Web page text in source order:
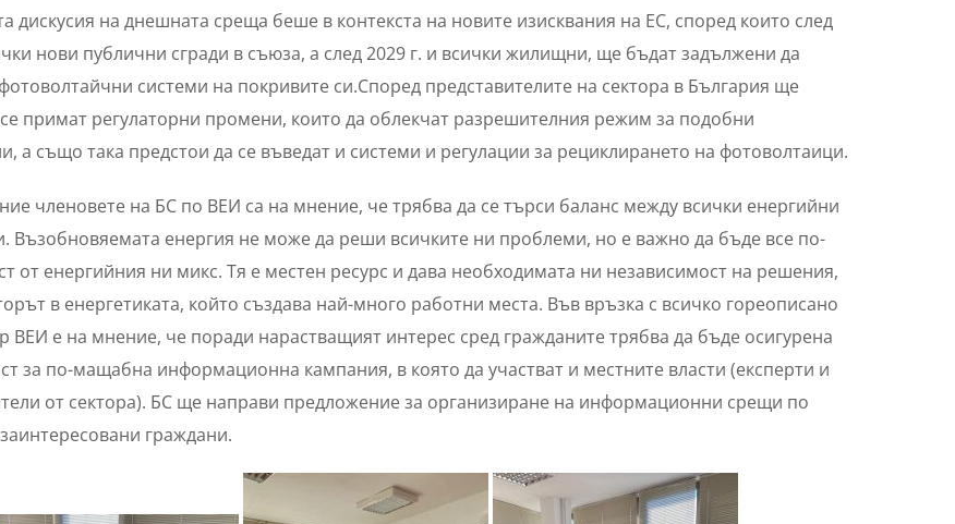
дискусия на днешната среща беше в контекста на новите изисквания на ЕС, според които след
нови публични сгради в съюза, а след 2029 г. и всички жилищни, ще бъдат задължени да
системи на покривите си.Според представителите на сектора в България ще
примат регулаторни промени, които да облекчат разрешителния режим за подобни
а също така предстои да се въведат и системи и регулации за рециклирането на фотоволтаици.
членовете на БС по ВЕИ са на мнение, че трябва да се търси баланс между всички енергийни
Възобновяемата енергия не може да реши всичките ни проблеми, но е важно да бъде все по-
от енергийния ни микс. Тя е местен ресурс и дава необходимата ни независимост на решения,
в енергетиката, който създава най-много работни места. Във връзка с всичко гореописано
ВЕИ е на мнение, че поради нарастващият интерес сред гражданите трябва да бъде осигурена
за по-мащабна информационна кампания, в която да участват и местните власти (експерти и
от сектора). БС ще направи предложение за организиране на информационни срещи по
граждани.